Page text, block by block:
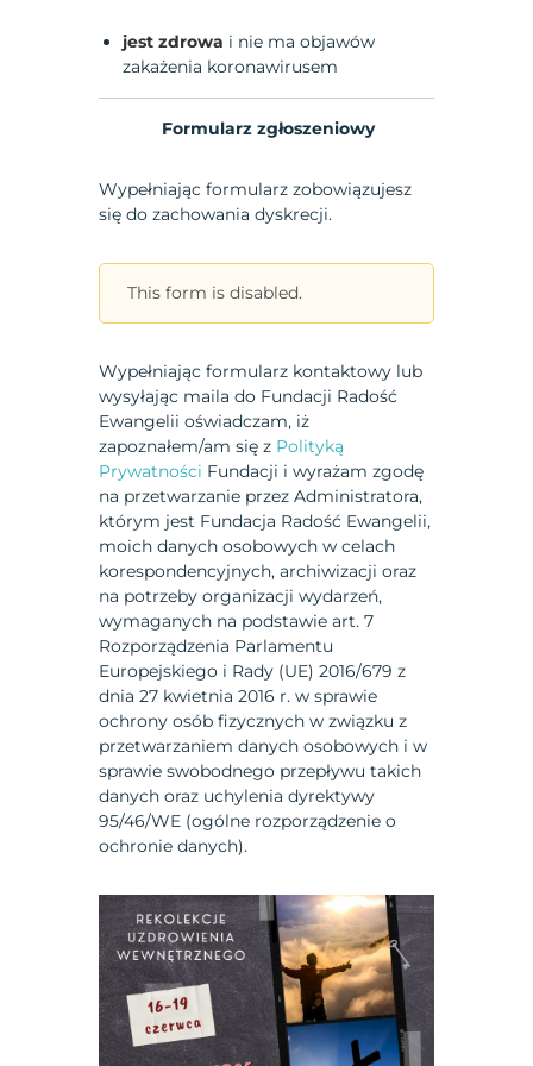
jest zdrowa i nie ma objawów
zakażenia koronawirusem
Formularz zgłoszeniowy
Wypełniając formularz zobowiązujesz
się do zachowania dyskrecji.
This form is disabled.
Wypełniając formularz kontaktowy lub
wysyłając maila do Fundacji Radość
Ewangelii oświadczam, iż
zapoznałem/am się z Polityką
Prywatności Fundacji i wyrażam zgodę
na przetwarzanie przez Administratora,
którym jest Fundacja Radość Ewangelii,
moich danych osobowych w celach
korespondencyjnych, archiwizacji oraz
na potrzeby organizacji wydarzeń,
wymaganych na podstawie art. 7
Rozporządzenia Parlamentu
Europejskiego i Rady (UE) 2016/679 z
dnia 27 kwietnia 2016 r. w sprawie
ochrony osób fizycznych w związku z
przetwarzaniem danych osobowych i w
sprawie swobodnego przepływu takich
danych oraz uchylenia dyrektywy
95/46/WE (ogólne rozporządzenie o
ochronie danych).